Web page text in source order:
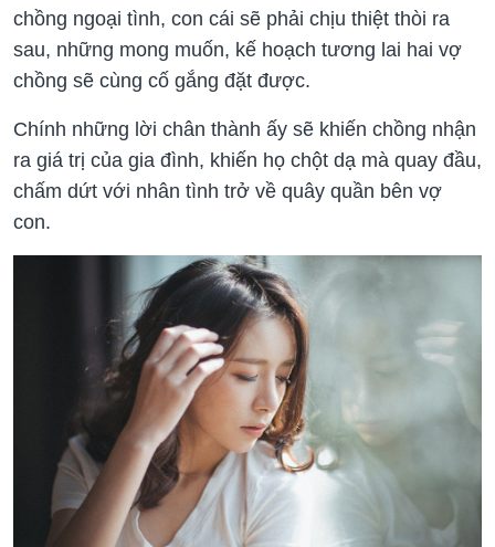
chồng ngoại tình, con cái sẽ phải chịu thiệt thòi ra
sau, những mong muốn, kế hoạch tương lai hai vợ
chồng sẽ cùng cố gắng đặt được.
Chính những lời chân thành ấy sẽ khiến chồng nhận
ra giá trị của gia đình, khiến họ chột dạ mà quay đầu,
chấm dứt với nhân tình trở về quây quần bên vợ
con.